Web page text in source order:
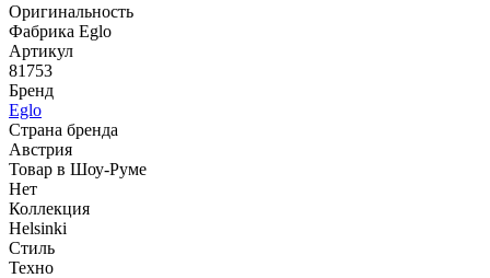
Оригинальность
Фабрика Eglo
Артикул
81753
Бренд
Eglo
Страна бренда
Австрия
Товар в Шоу-Руме
Нет
Коллекция
Helsinki
Стиль
Техно